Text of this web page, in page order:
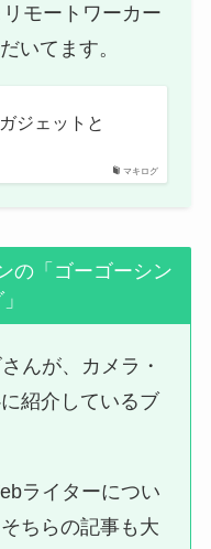
モートワーカー
いてます。
マキログ
ジェットと
の「ゴーゴーシン
んが、カメラ・
紹介しているブ
ライターについ
ちらの記事も大